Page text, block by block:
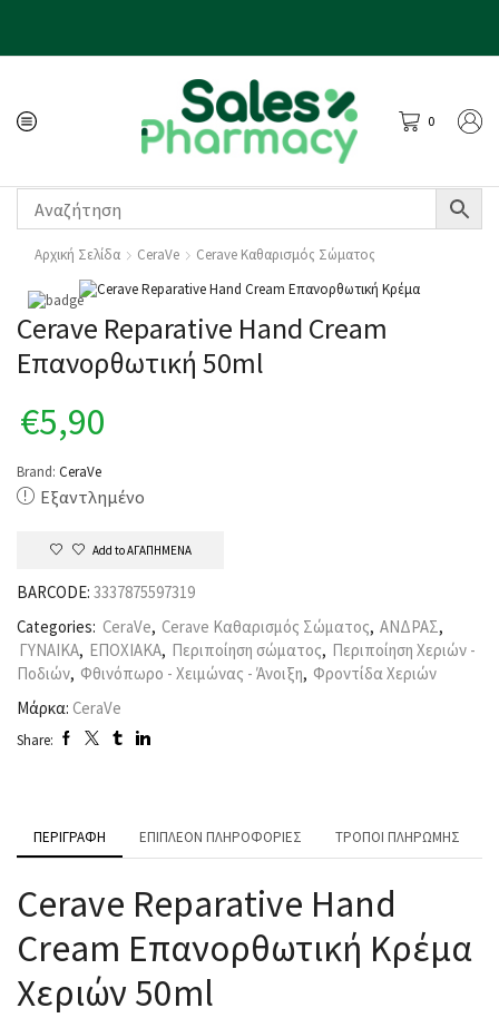
0
Αρχική Σελίδα CeraVe Cerave Καθαρισμός Σώματος
Cerave Reparative Hand Cream
Επανορθωτική 50ml
€5,90
Brand: CeraVe
Εξαντλημένο
Add to ΑΓΑΠΗΜΕΝΑ
BARCODE: 3337875597319
Categories: CeraVe, Cerave Καθαρισμός Σώματος, ΑΝΔΡΑΣ,
ΓΥΝΑΙΚΑ, ΕΠΟΧΙΑΚΑ, Περιποίηση σώματος, Περιποίηση Χεριών -
Ποδιών, Φθινόπωρο - Χειμώνας - Άνοιξη, Φροντίδα Χεριών
Μάρκα: CeraVe
Share:
ΠΕΡΙΓΡΑΦΉ ΕΠΙΠΛΈΟΝ ΠΛΗΡΟΦΟΡΊΕΣ ΤΡΌΠΟΙ ΠΛΗΡΩΜΉΣ
Cerave Reparative Hand
Cream Επανορθωτική Κρέμα
Χεριών 50ml